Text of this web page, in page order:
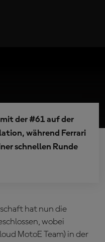
mit der #61 auf der
während Ferrari
schnellen Runde
hat nun die
wobei
MotoE Team) in der